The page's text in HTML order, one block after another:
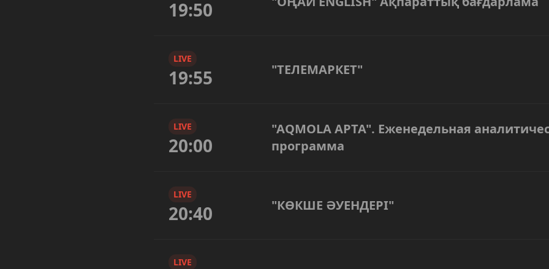
19:50
LIVE
19:55 "ТЕЛЕМАРКЕТ"
LIVE
20:00
"AQMOLA APTA". Еженедельная
программа
LIVE
20:40 "КӨКШЕ ӘУЕНДЕРІ"
LIVE